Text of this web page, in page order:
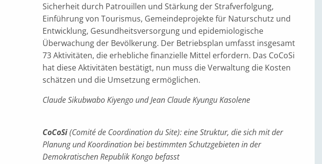
Sicherheit durch Patrouillen und Stärkung der Strafverfolgung,
Einführung von Tourismus, Gemeindeprojekte für Naturschutz und
Entwicklung, Gesundheitsversorgung und epidemiologische
Überwachung der Bevölkerung. Der Betriebsplan umfasst insgesamt
73 Aktivitäten, die erhebliche finanzielle Mittel erfordern. Das CoCoSi
hat diese Aktivitäten bestätigt, nun muss die Verwaltung die Kosten
schätzen und die Umsetzung ermöglichen.
Claude Sikubwabo Kiyengo und Jean Claude Kyungu Kasolene
CoCoSi(Comité de Coordination du Site): eine Struktur, die sich mit der
Planung und Koordination bei bestimmten Schutzgebieten in der
Demokratischen Republik Kongo befasst